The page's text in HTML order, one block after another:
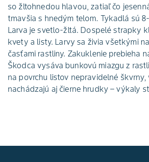
so žltohnedou hlavou, zatiaľ čo
tmavšia s hnedým telom. Tykadlá sú
Larva je svetlo-žltá. Dospelé strapky
kvety a listy. Larvy sa živia všetkými
časťami rastliny. Zakuklenie prebieha
Škodca vysáva bunkovú miazgu z
na povrchu listov nepravidelné škvrny,
nachádzajú aj čierne hrudky – výkaly